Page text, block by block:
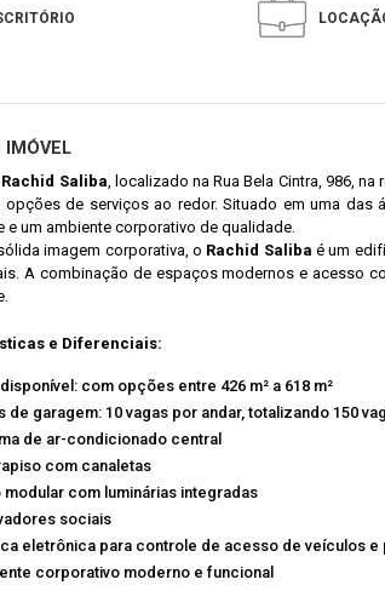
IMÓVEL
Saliba, localizado na Rua Bela Cintra, 986,
opções de serviços ao redor. Situado em uma das
e um ambiente corporativo de qualidade.
imagem corporativa, o Rachid Saliba é um
A combinação de espaços modernos e acesso
e Diferenciais:
com opções entre 426 m² a 618 m²
de garagem: 10 vagas por andar, totalizando 150
de ar-condicionado central
com canaletas
modular com luminárias integradas
sociais
eletrônica para controle de acesso de veículos e
corporativo moderno e funcional